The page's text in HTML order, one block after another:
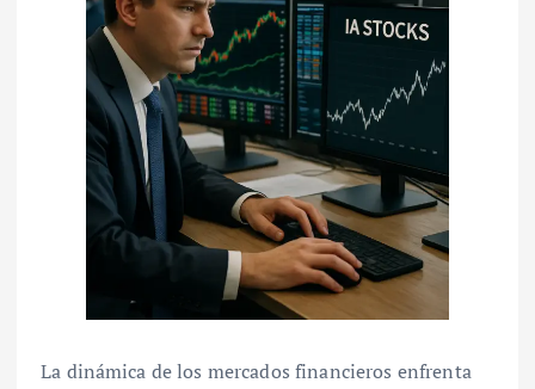
La dinámica de los mercados financieros enfrenta